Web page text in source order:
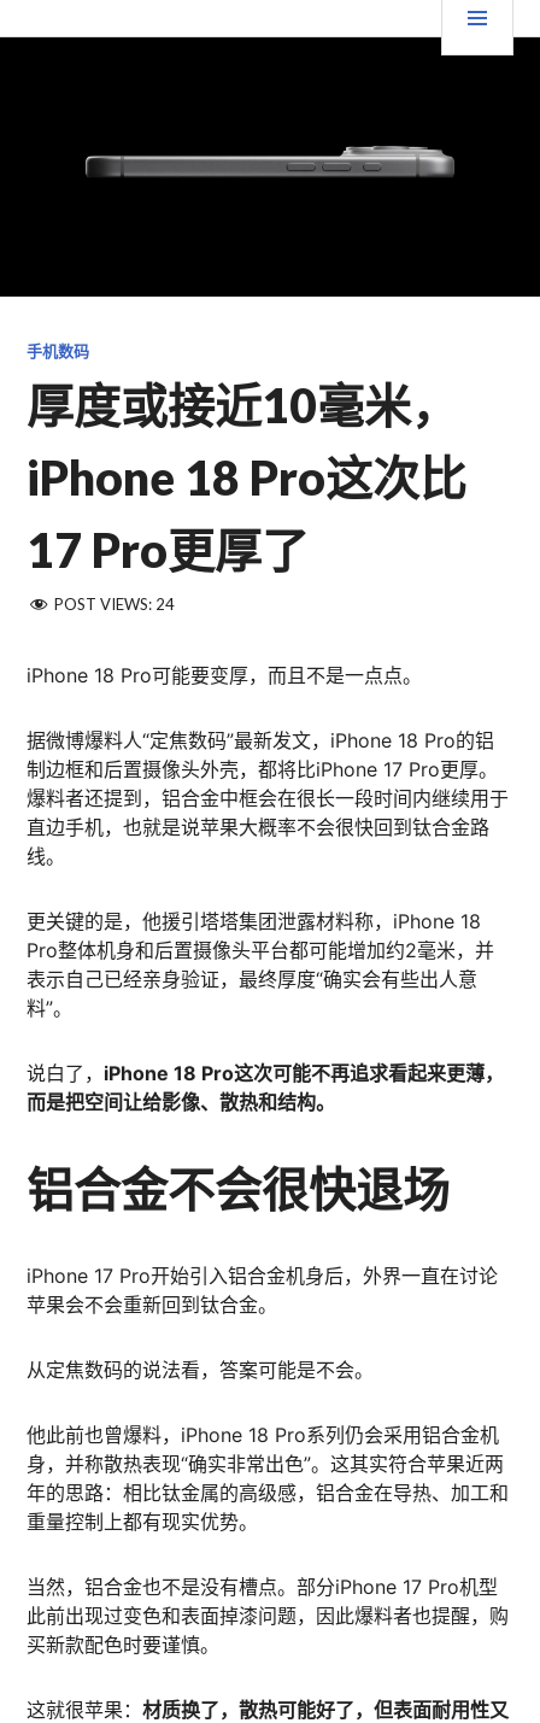
至 TGFC LIFESTYLE
手机数码
厚度或接近10毫米，
iPhone 18 Pro这次比
17 Pro更厚了
POST VIEWS: 24
iPhone 18 Pro可能要变厚，而且不是一点点。
据微博爆料人“定焦数码”最新发文，iPhone 18 Pro的铝
制边框和后置摄像头外壳，都将比iPhone 17 Pro更厚。
爆料者还提到，铝合金中框会在很长一段时间内继续用于
直边手机，也就是说苹果大概率不会很快回到钛合金路
线。
更关键的是，他援引塔塔集团泄露材料称，iPhone 18
Pro整体机身和后置摄像头平台都可能增加约2毫米，并
表示自己已经亲身验证，最终厚度“确实会有些出人意
料”。
说白了， iPhone 18 Pro这次可能不再追求看起来更薄，
而是把空间让给影像、散热和结构。
铝合金不会很快退场
iPhone 17 Pro开始引入铝合金机身后，外界一直在讨论
苹果会不会重新回到钛合金。
从定焦数码的说法看，答案可能是不会。
他此前也曾爆料，iPhone 18 Pro系列仍会采用铝合金机
身，并称散热表现“确实非常出色”。这其实符合苹果近两
年的思路：相比钛金属的高级感，铝合金在导热、加工和
重量控制上都有现实优势。
当然，铝合金也不是没有槽点。部分iPhone 17 Pro机型
此前出现过变色和表面掉漆问题，因此爆料者也提醒，购
买新款配色时要谨慎。
这就很苹果：材质换了，散热可能好了，但表面耐用性又